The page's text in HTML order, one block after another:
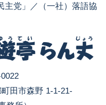
主党」／（一社）落語協
田市森野 1-1-21-